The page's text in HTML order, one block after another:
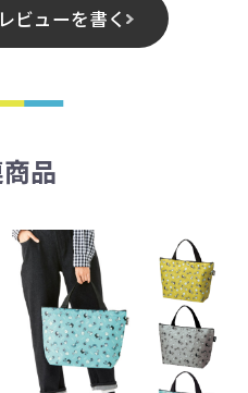
ビューを書く
品